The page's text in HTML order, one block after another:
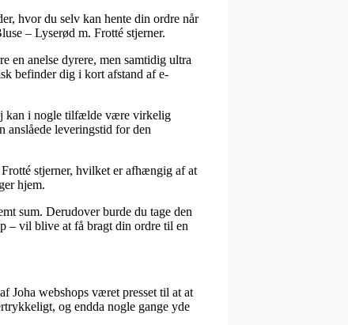
hvor du selv kan hente din ordre når
– Lyserød m. Frotté stjerner.
en anelse dyrere, men samtidig ultra
befinder dig i kort afstand af e-
kan i nogle tilfælde være virkelig
anslåede leveringstid for den
stjerner, hvilket er afhængig af at
hjem.
sum. Derudover burde du tage den
– vil blive at få bragt din ordre til en
Joha webshops været presset til at at
og endda nogle gange yde